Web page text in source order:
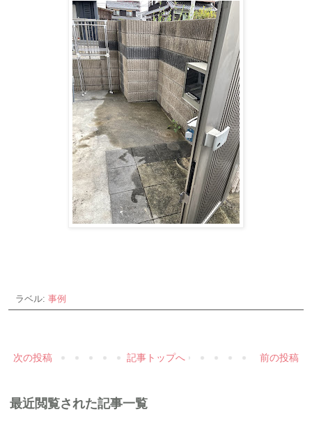
ラベル: 事例
次の投稿 前の投稿
記事トップへ
最近閲覧された記事一覧